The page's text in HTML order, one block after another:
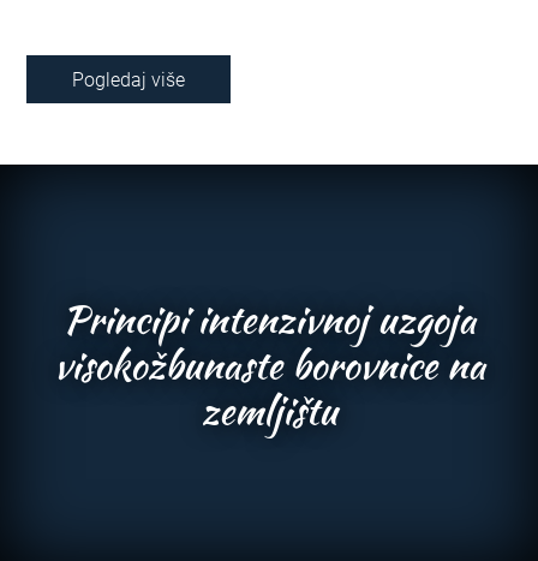
Pogledaj više
Principi intenzivnoj uzgoja
visokožbunaste borovnice na
zemljištu